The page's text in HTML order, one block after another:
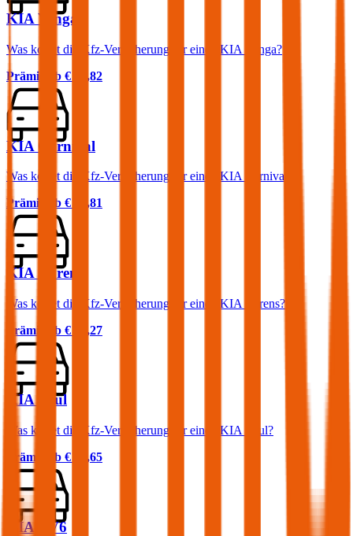
KIA Venga
Was kostet die Kfz-Versicherung für einen KIA Venga?
Prämie ab € 37,82
KIA Carnival
Was kostet die Kfz-Versicherung für einen KIA Carnival?
Prämie ab € 86,81
KIA Carens
Was kostet die Kfz-Versicherung für einen KIA Carens?
Prämie ab € 63,27
KIA Soul
Was kostet die Kfz-Versicherung für einen KIA Soul?
Prämie ab € 24,65
KIA EV6